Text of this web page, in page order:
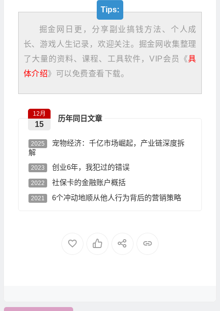
Tips:
掘金网日更，分享副业搞钱方法、个人成
长、游戏人生记录，欢迎关注。掘金网收集整理
了大量的资料、课程、工具软件，VIP会员《具
体介绍》可以免费查看下载。
历年同日文章
12月
15
2025
宠物经济：千亿市场崛起，产业链深度拆
解
2023 创业6年，我犯过的错误
2022 社保卡的金融账户概括
2021 6个冲动地顺从他人行为背后的营销策略